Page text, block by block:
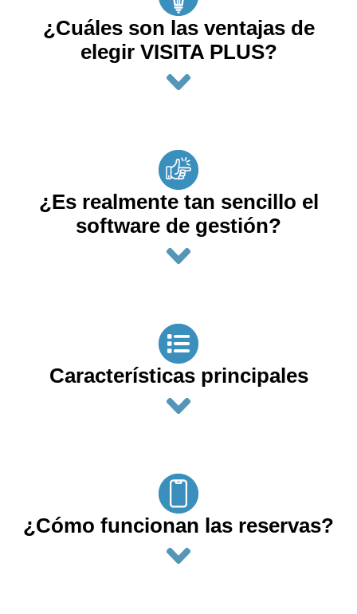
¿Cuáles son las ventajas de
elegir VISITA PLUS?
¿Es realmente tan sencillo el
software de gestión?
Características principales
¿Cómo funcionan las reservas?